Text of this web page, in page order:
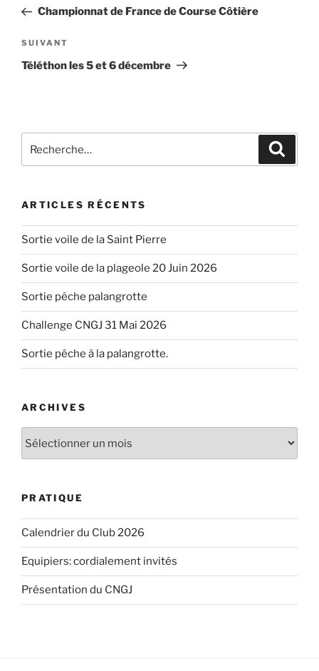
l’article
précédent
Championnat de France de Course Côtière
Article
suivant
SUIVANT
Téléthon les 5 et 6 décembre
pour
ARTICLES RÉCENTS
Sortie voile de la Saint Pierre
Sortie voile de la plageole 20 Juin 2026
Sortie pêche palangrotte
Challenge CNGJ 31 Mai 2026
Sortie pêche à la palangrotte.
ARCHIVES
PRATIQUE
Calendrier du Club 2026
Equipiers: cordialement invités
Présentation du CNGJ